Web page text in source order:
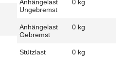
Anhängelast
Ungebremst
0 kg
Anhängelast
Gebremst
0 kg
Stützlast 0 kg